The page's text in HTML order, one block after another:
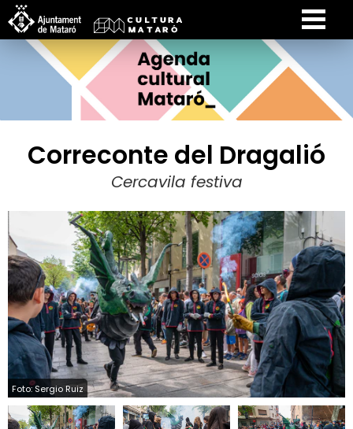
Correconte del Dragalió
Cercavila festiva
Foto: Sergio Ruiz